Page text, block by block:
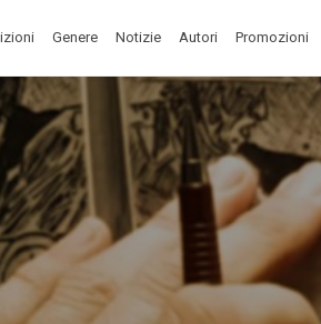
Genere Notizie Autori Promozioni